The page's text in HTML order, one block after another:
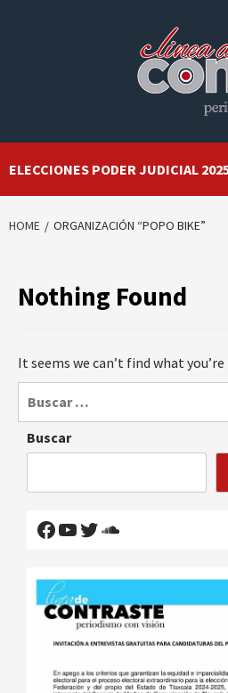
ELECCIONES PODER JUDICIAL
HOME ORGANIZACIÓN “POPO BIKE”
Nothing Found
It seems we can’t find what
Buscar
Facebook
YouTube
Twitter
SoundCloud